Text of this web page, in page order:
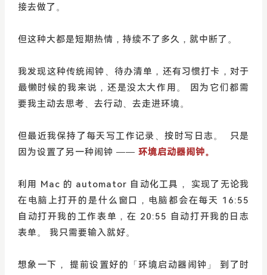
接去做了。
但这种大都是短期热情，持续不了多久，就中断了。
我发现这种传统闹钟、待办清单，还有习惯打卡，对于
最懒时候的我来说，还是没太大作用。 因为它们都需
要我主动去思考、去行动、去走进环境。
但最近我保持了每天写工作记录、按时写日志。 只是
因为设置了另一种闹钟 —— 环境启动器闹钟。
利用 Mac 的 automator 自动化工具， 实现了无论我
在电脑上打开的是什么窗口，电脑都会在每天 16:55
自动打开我的工作表单，在 20:55 自动打开我的日志
表单。 我只需要输入就好。
想象一下， 提前设置好的「环境启动器闹钟」 到了时